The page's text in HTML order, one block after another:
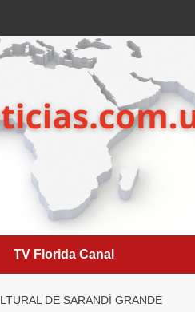
TV Florida Canal
DE SARANDÍ GRANDE